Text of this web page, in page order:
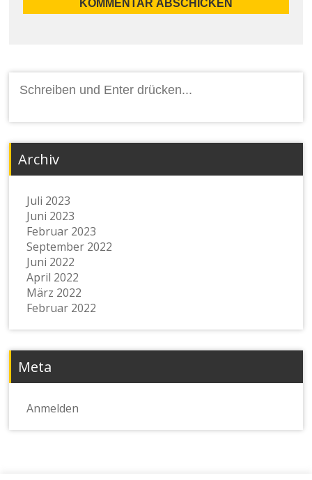
nach:
Archiv
Juli 2023
Juni 2023
Februar 2023
September 2022
Juni 2022
April 2022
März 2022
Februar 2022
Meta
Anmelden